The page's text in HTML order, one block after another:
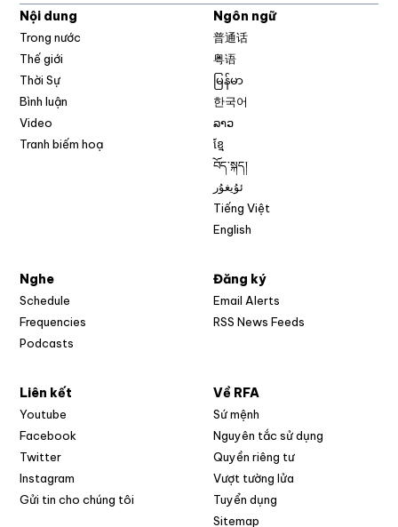
Nội dung
Trong nước
Thế giới
Thời Sự
Bình luận
Video
Tranh biếm hoạ
Ngôn ngữ
普通话
粤语
မြန်မာ
한국어
ລາວ
ខ្មែ
བོད་སྐད།
ئۇيغۇر
Tiếng Việt
English
Nghe
Schedule
Frequencies
Podcasts
Đăng ký
Email Alerts
RSS News Feeds
Liên kết
Youtube
Facebook
Twitter
Instagram
Gửi tin cho chúng tôi
Về RFA
Sứ mệnh
Nguyên tắc sử dụng
Quyền riêng tư
Vượt tường lửa
Tuyển dụng
Sitemap